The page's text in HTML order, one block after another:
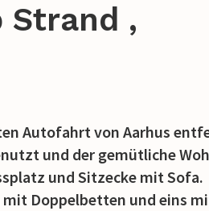
Strand ,
Autofahrt von Aarhus
und der gemütliche
und Sitzecke mit Sofa.
Doppelbetten und eins